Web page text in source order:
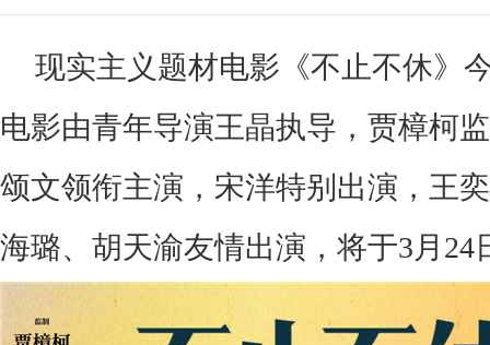
现实主义题材电影《不止不休》
电影由青年导演王晶执导，贾樟柯
颂文领衔主演，宋洋特别出演，王
海璐、胡天渝友情出演 ，将于3月